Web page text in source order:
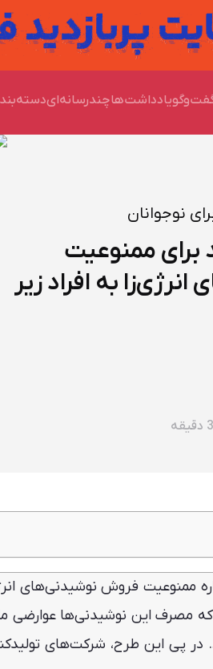
یادداشت‌هاچندرسانه‌ای
نوجوانان
برای ممنوعیت
به افراد زیر
ناسالم
مصرف این نوشیدنی‌ها عوارضی